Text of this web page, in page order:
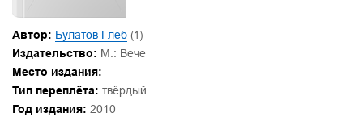
Автор: Булатов Глеб (1)
Издательство: М.: Вече
Место издания:
Тип переплёта: твёрдый
Год издания: 2010